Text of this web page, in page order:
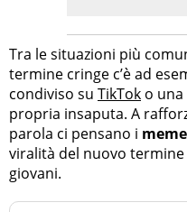
Tra le situazioni più
termine cringe c’è ad
condiviso su TikTok o
propria insaputa. A
parola ci pensano i meme
viralità del nuovo
giovani.